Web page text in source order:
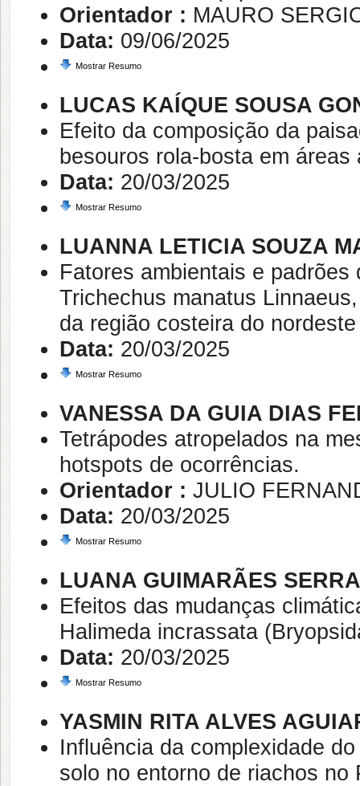
Orientador : MAURO
Data: 09/06/2025
Mostrar Resumo
LUCAS KAÍQUE SOUSA
Efeito da composição da
besouros rola-bosta em
Data: 20/03/2025
Mostrar Resumo
LUANNA LETICIA SOUZA
Fatores ambientais e
Trichechus manatus
da região costeira do
Data: 20/03/2025
Mostrar Resumo
VANESSA DA GUIA DIAS
Tetrápodes atropelados na
hotspots de ocorrências.
Orientador : JULIO
Data: 20/03/2025
Mostrar Resumo
LUANA GUIMARÃES SERRA
Efeitos das mudanças
Halimeda incrassata
Data: 20/03/2025
Mostrar Resumo
YASMIN RITA ALVES
Influência da complexidade
solo no entorno de riachos